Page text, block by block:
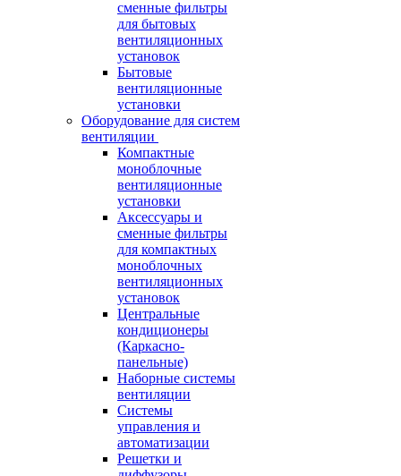
сменные фильтры
для бытовых
вентиляционных
установок
Бытовые
вентиляционные
установки
Оборудование для систем
вентиляции
Компактные
моноблочные
вентиляционные
установки
Аксессуары и
сменные фильтры
для компактных
моноблочных
вентиляционных
установок
Центральные
кондиционеры
(Каркасно-
панельные)
Наборные системы
вентиляции
Системы
управления и
автоматизации
Решетки и